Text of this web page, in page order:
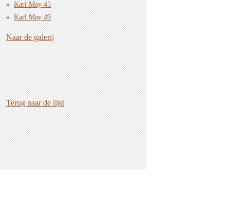
Karl May 45
Karl May 49
Naar de galerij
Terug naar de lijst